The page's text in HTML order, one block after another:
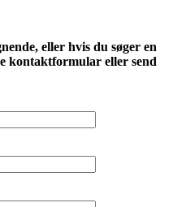
eller hvis du søger en
kontaktformular eller send